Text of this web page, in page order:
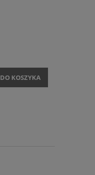
DO KOSZYKA